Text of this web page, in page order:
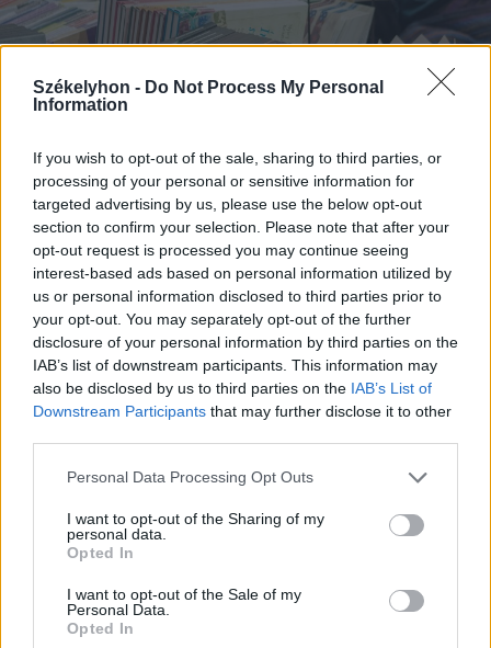
Székelyhon - Do Not Process My Personal
Information
If you wish to opt-out of the sale, sharing to third parties, or
processing of your personal or sensitive information for
targeted advertising by us, please use the below opt-out
section to confirm your selection. Please note that after your
opt-out request is processed you may continue seeing
interest-based ads based on personal information utilized by
us or personal information disclosed to third parties prior to
your opt-out. You may separately opt-out of the further
disclosure of your personal information by third parties on the
IAB’s list of downstream participants. This information may
also be disclosed by us to third parties on the IAB’s List of
Downstream Participants that may further disclose it to other
Personal Data Processing Opt Outs
I want to opt-out of the Sharing of my
personal data.
Opted In
I want to opt-out of the Sale of my
Personal Data.
Opted In
2026. július 14., kedd
Nyári sikerkönyvek és örök
kedvencek: mit olvasunk ma
Székelyföldön?